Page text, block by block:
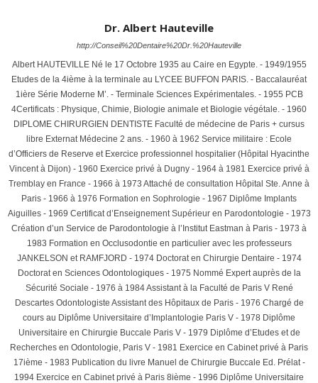
Dr. Albert Hauteville
http://Conseil%20Dentaire%20Dr.%20Hauteville
Albert HAUTEVILLE Né le 17 Octobre 1935 au Caire en Egypte. - 1949/1955
Etudes de la 4ième à la terminale au LYCEE BUFFON PARIS. - Baccalauréat
1ière Série Moderne M’. - Terminale Sciences Expérimentales. - 1955 PCB
4Certificats : Physique, Chimie, Biologie animale et Biologie végétale. - 1960
DIPLOME CHIRURGIEN DENTISTE Faculté de médecine de Paris + cursus
libre Externat Médecine 2 ans. - 1960 à 1962 Service militaire : Ecole
d’Officiers de Reserve et Exercice professionnel hospitalier (Hôpital Hyacinthe
Vincent à Dijon) - 1960 Exercice privé à Dugny - 1964 à 1981 Exercice privé à
Tremblay en France - 1966 à 1973 Attaché de consultation Hôpital Ste. Anne à
Paris - 1966 à 1976 Formation en Sophrologie - 1967 Diplôme Implants
Aiguilles - 1969 Certificat d’Enseignement Supérieur en Parodontologie - 1973
Création d’un Service de Parodontologie à l’Institut Eastman à Paris - 1973 à
1983 Formation en Occlusodontie en particulier avec les professeurs
JANKELSON et RAMFJORD - 1974 Doctorat en Chirurgie Dentaire - 1974
Doctorat en Sciences Odontologiques - 1975 Nommé Expert auprès de la
Sécurité Sociale - 1976 à 1984 Assistant à la Faculté de Paris V René
Descartes Odontologiste Assistant des Hôpitaux de Paris - 1976 Chargé de
cours au Diplôme Universitaire d’Implantologie Paris V - 1978 Diplôme
Universitaire en Chirurgie Buccale Paris V - 1979 Diplôme d’Etudes et de
Recherches en Odontologie, Paris V - 1981 Exercice en Cabinet privé à Paris
17ième - 1983 Publication du livre Manuel de Chirurgie Buccale Ed. Prélat -
1994 Exercice en Cabinet privé à Paris 8ième - 1996 Diplôme Universitaire